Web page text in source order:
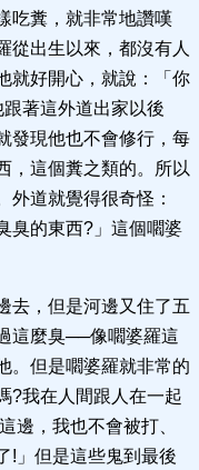
吃糞，就非常地讚嘆
從出生以來，都沒有人
就好開心，就說：「你
著這外道出家以後
發現他也不會修行，每
，這個糞之類的。所以
外道就覺得很奇怪：
臭的東西?」這個嚪婆
去，但是河邊又住了五
這麼臭──像嚪婆羅這
。但是嚪婆羅就非常的
?我在人間跟人在一起
邊，我也不會被打、
!」但是這些鬼到最後